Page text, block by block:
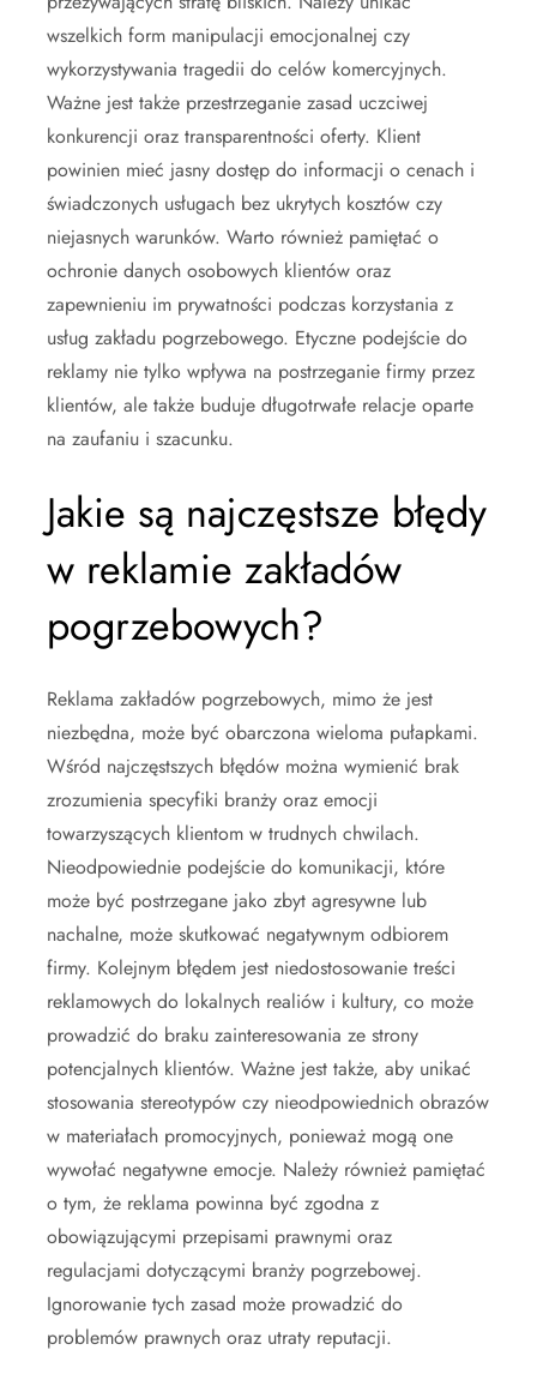
wszelkich form manipulacji emocjonalnej czy
wykorzystywania tragedii do celów komercyjnych.
Ważne jest także przestrzeganie zasad uczciwej
konkurencji oraz transparentności oferty. Klient
powinien mieć jasny dostęp do informacji o cenach i
świadczonych usługach bez ukrytych kosztów czy
niejasnych warunków. Warto również pamiętać o
ochronie danych osobowych klientów oraz
zapewnieniu im prywatności podczas korzystania z
usług zakładu pogrzebowego. Etyczne podejście do
reklamy nie tylko wpływa na postrzeganie firmy przez
klientów, ale także buduje długotrwałe relacje oparte
na zaufaniu i szacunku.
Jakie są najczęstsze błędy
w reklamie zakładów
pogrzebowych?
Reklama zakładów pogrzebowych, mimo że jest
niezbędna, może być obarczona wieloma pułapkami.
Wśród najczęstszych błędów można wymienić brak
zrozumienia specyfiki branży oraz emocji
towarzyszących klientom w trudnych chwilach.
Nieodpowiednie podejście do komunikacji, które
może być postrzegane jako zbyt agresywne lub
nachalne, może skutkować negatywnym odbiorem
firmy. Kolejnym błędem jest niedostosowanie treści
reklamowych do lokalnych realiów i kultury, co może
prowadzić do braku zainteresowania ze strony
potencjalnych klientów. Ważne jest także, aby unikać
stosowania stereotypów czy nieodpowiednich obrazów
w materiałach promocyjnych, ponieważ mogą one
wywołać negatywne emocje. Należy również pamiętać
o tym, że reklama powinna być zgodna z
obowiązującymi przepisami prawnymi oraz
regulacjami dotyczącymi branży pogrzebowej.
Ignorowanie tych zasad może prowadzić do
problemów prawnych oraz utraty reputacji.